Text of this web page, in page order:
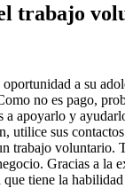
trabajo
a su
no es pago,
a apoyarlo y
utilice sus
trabajo voluntario.
Gracias a la
que tiene la